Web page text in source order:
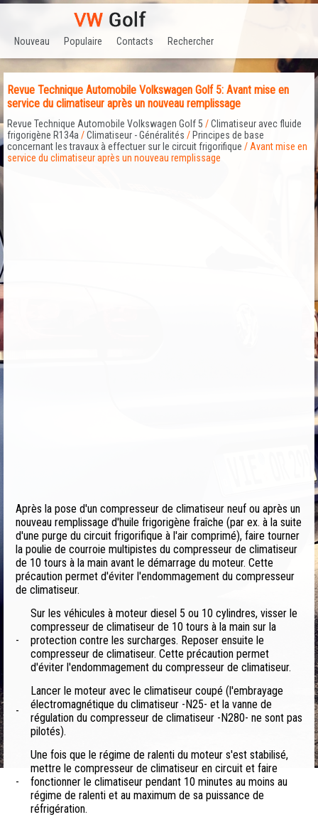
Nouveau Populaire Contacts Rechercher
Revue Technique Automobile Volkswagen Golf 5: Avant mise en
service du climatiseur après un nouveau remplissage
Revue Technique Automobile Volkswagen Golf 5 /Climatiseur avec fluide
frigorigène R134a /Climatiseur - Généralités / Principes de base
concernant les travaux à effectuer sur le circuit frigorifique / Avant mise en
service du climatiseur après un nouveau remplissage
Après la pose d'un compresseur de climatiseur neuf ou après un
nouveau remplissage d'huile frigorigène fraîche (par ex. à la suite
d'une purge du circuit frigorifique à l'air comprimé), faire tourner
la poulie de courroie multipistes du compresseur de climatiseur
de 10 tours à la main avant le démarrage du moteur. Cette
précaution permet d'éviter l'endommagement du compresseur
de climatiseur.
-
Sur les véhicules à moteur diesel 5 ou 10 cylindres, visser le
compresseur de climatiseur de 10 tours à la main sur la
protection contre les surcharges. Reposer ensuite le
compresseur de climatiseur. Cette précaution permet
d'éviter l'endommagement du compresseur de climatiseur.
-
Lancer le moteur avec le climatiseur coupé (l'embrayage
électromagnétique du climatiseur -N25- et la vanne de
régulation du compresseur de climatiseur -N280- ne sont pas
pilotés).
-
Une fois que le régime de ralenti du moteur s'est stabilisé,
mettre le compresseur de climatiseur en circuit et faire
fonctionner le climatiseur pendant 10 minutes au moins au
régime de ralenti et au maximum de sa puissance de
réfrigération.